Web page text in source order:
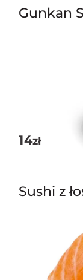
Gunkan
14zł
Sushi z